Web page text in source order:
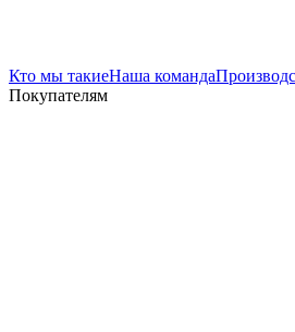
Кто мы такиеНаша команда
Покупателям